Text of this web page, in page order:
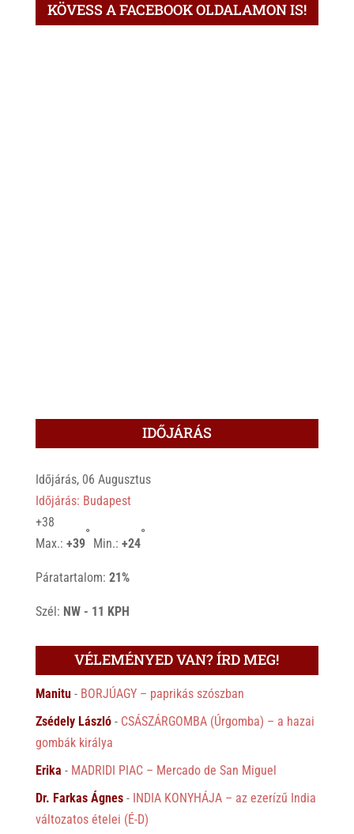
KÖVESS A FACEBOOK OLDALAMON IS!
IDŐJÁRÁS
Időjárás, 06 Augusztus
Időjárás: Budapest
+38
Max.: +39
°
Min.: +24
°
Páratartalom: 21%
Szél: NW - 11 KPH
VÉLEMÉNYED VAN? ÍRD MEG!
Manitu- BORJÚAGY – paprikás szószban
Zsédely László- CSÁSZÁRGOMBA (Úrgomba) – a hazai
gombák királya
Erika - MADRIDI PIAC – Mercado de San Miguel
Dr. Farkas Ágnes- INDIA KONYHÁJA – az ezerízű India
változatos ételei (É-D)